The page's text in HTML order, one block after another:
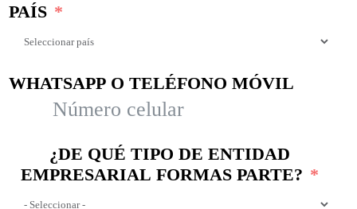
PAÍS
WHATSAPP O TELÉFONO MÓVIL
¿DE QUÉ TIPO DE ENTIDAD
EMPRESARIAL FORMAS PARTE?